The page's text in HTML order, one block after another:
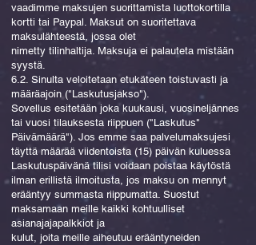
vaadimme maksujen suorittamista luottokortilla
kortti tai Paypal. Maksut on suoritettava
maksulähteestä, jossa olet
nimetty tilinhaltija. Maksuja ei palauteta mistään
syystä.
6.2. Sinulta veloitetaan etukäteen toistuvasti ja
määräajoin ("Laskutusjakso").
Sovellus esitetään joka kuukausi, vuosineljännes
tai vuosi tilauksesta riippuen ("Laskutus"
Päivämäärä"). Jos emme saa palvelumaksujesi
täyttä määrää viidentoista (15) päivän kuluessa
Laskutuspäivänä tilisi voidaan poistaa käytöstä
ilman erillistä ilmoitusta, jos maksu on mennyt
erääntyy summasta riippumatta. Suostut
maksamaan meille kaikki kohtuulliset
asianajajapalkkiot ja
kulut, joita meille aiheutuu erääntyneiden